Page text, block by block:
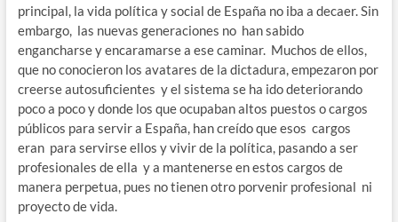
principal, la vida política y social de España no iba a decaer. Sin
embargo, las nuevas generaciones no han sabido
engancharse y encaramarse a ese caminar. Muchos de ellos,
que no conocieron los avatares de la dictadura, empezaron por
creerse autosuficientes y el sistema se ha ido deteriorando
poco a poco y donde los que ocupaban altos puestos o cargos
públicos para servir a España, han creído que esos cargos
eran para servirse ellos y vivir de la política, pasando a ser
profesionales de ella y a mantenerse en estos cargos de
manera perpetua, pues no tienen otro porvenir profesional ni
proyecto de vida.